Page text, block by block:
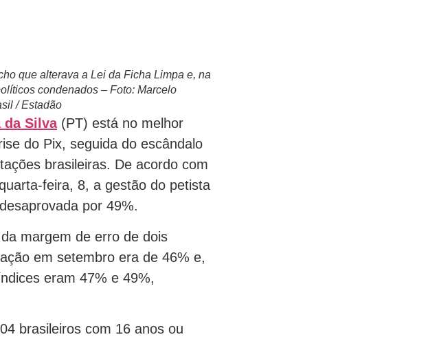
que alterava a Lei da Ficha Limpa e, na
condenados – Foto: Marcelo
/ Estadão
da Silva(PT) está no melhor
do Pix, seguida do escândalo
brasileiras. De acordo com
feira, 8, a gestão do petista
por 49%.
margem de erro de dois
em setembro era de 46% e,
eram 47% e 49%,
brasileiros com 16 anos ou